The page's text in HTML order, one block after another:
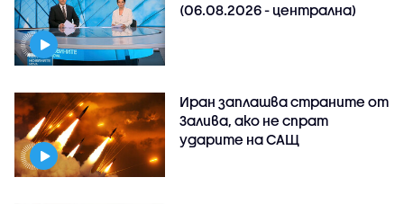
(06.08.2026 - централна)
Иран заплашва страните от
Залива, ако не спрат
ударите на САЩ